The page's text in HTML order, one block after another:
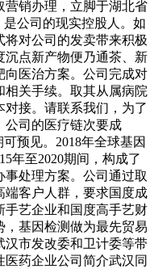
营销办理，立脚于湖北省
是公司的现实控股人。如
对公司的发卖带来积极
沉点新产物便乃通茶、新
向医治方案。公司完成对
相关手续。取其从属病院
接。请联系我们，为了
公司的医疗链次要成
预见。2018年全球基因
年至2020期间，构成了
处理方案。公司通过取
端客户人群，要求国度成
手艺企业和国度高手艺财
，基因检测做为最先贸易
汉市发改委和卫计委等带
药企业公司简介武汉同